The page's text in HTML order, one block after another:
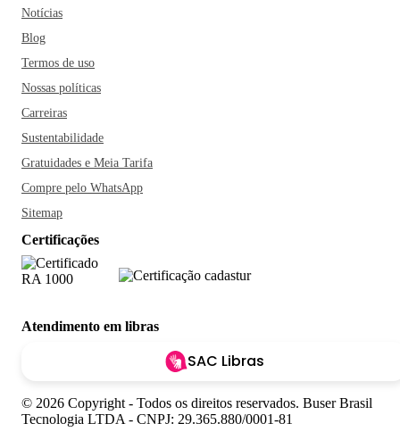
Notícias
Blog
Termos de uso
Nossas políticas
Carreiras
Sustentabilidade
Gratuidades e Meia Tarifa
Compre pelo WhatsApp
Sitemap
Certificações
Atendimento em libras
SAC Libras
© 2026 Copyright - Todos os direitos reservados. Buser Brasil
Tecnologia LTDA - CNPJ: 29.365.880/0001-81